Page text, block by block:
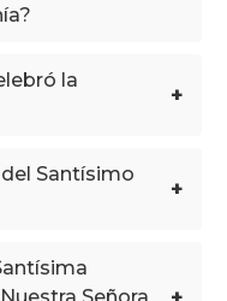
la
+
Santísimo
+
Señora